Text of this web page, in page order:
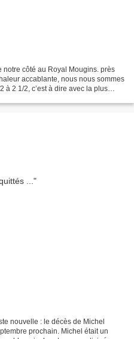
notre côté au Royal Mougins. près
accablante, nous nous sommes
à 2 1/2, c’est à dire avec la plus
nouvelle : le décès de Michel
prochain. Michel était un